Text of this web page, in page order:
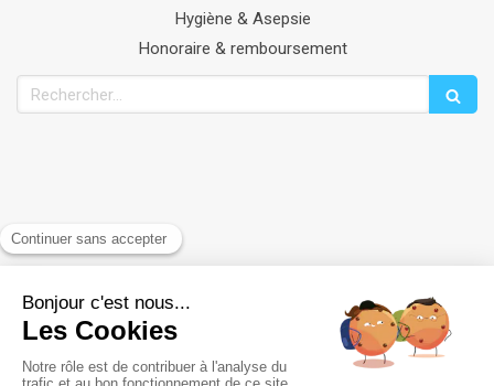
Hygiène & Asepsie
Honoraire & remboursement
Rechercher